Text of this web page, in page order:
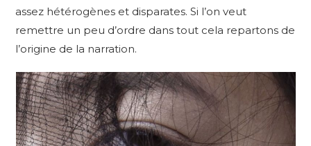
assez hétérogènes et disparates. Si l’on veut
remettre un peu d’ordre dans tout cela repartons de
l’origine de la narration.